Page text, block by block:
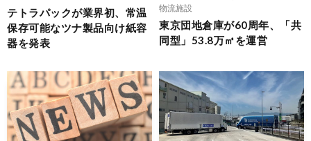
テトラパックが業界初、常温
保存可能なツナ製品向け紙容
器を発表
物流施設
東京団地倉庫が60周年、「共
同型」53.8万㎡を運営